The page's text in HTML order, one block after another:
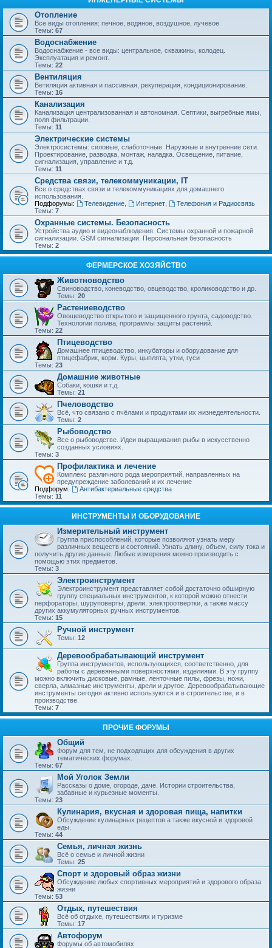
Отопление
Все виды отопления: печное, водяное, воздушное, лучевое
Темы: 67
Водоснабжение
Водоснабжение - все виды: центральное, скважины, колодец.
Эксплуатация и ремонт.
Темы: 22
Вентиляция
Ветиляция активная и пассивная, рекуперация, кондиционирование.
Темы: 16
Канализация
Канализация централизованная и автономная. Септики, выгребные ямы,
поля фильтрации.
Темы: 11
Электрические системы
Электросистемы: силовые, слаботочные. Наружные и внутренние сети.
Проектирование, разводка, монтаж, наладка. Освещение, питание,
сигнализация, управление и т.д.
Темы: 11
Средства связи, телекоммуникации, IT
Все о средствах связи и телекоммуникациях для домашнего
использования.
Подфорумы:
Телевидение, Интернет,
Телефония и Радиосвязь
Темы: 7
Охранные системы. Безопасность
Устройства аудио и видеонаблюдения. Системы охранной и пожарной
сигнализации. GSM сигнализации. Персональная безопасность
Темы: 2
ФЕРМЕРСКОЕ ХОЗЯЙСТВО
Животноводство
Свиноводство, коневодство, овцеводство, кролиководство и др.
Темы: 20
Растениеводство
Овощеводство открытого и защищенного грунта, садоводство.
Технологии полива, программы защиты растений.
Темы: 22
Птицеводство
Домашнее птицеводство, инкубаторы и оборудование для
птицефабрик, корм. Куры, цыплята, утки, гуси
Темы: 23
Домашние животные
Собаки, кошки и т.д.
Темы: 21
Пчеловодство
Всё, что связано с пчёлами и продуктами их жизнедеятельности.
Темы: 2
Рыбоводство
Все о рыбоводстве. Идеи выращивания рыбы в искусственно
созданных условиях.
Темы: 3
Профилактика и лечение
Комплекс различного рода мероприятий, направленных на
предупреждение заболеваний и их лечение
Подфорум:
Антибактериальные средства
Темы: 11
ИНСТРУМЕНТЫ И ОБОРУДОВАНИЕ
Измерительный инструмент
Группа приспособлений, которые позволяют узнать меру
различных веществ и состояний. Узнать длину, объем, силу тока и
получить другие данные. Любые измерения можно производить с
помощью этих предметов.
Темы: 3
Электроинструмент
Электроинструмент представляет собой достаточно обширную
группу специальных инструментов, к которой можно отнести
перфораторы, шуруповерты, дрели, электроотвертки, а также массу
других аккумуляторных ручных инструментов.
Темы: 15
Ручной инструмент
Темы: 12
Деревообрабатывающий инструмент
Группа инструментов, использующихся, соответственно, для
работы с деревянными поверхностями, изделиями. В эту группу
можно включить дисковые, рамные, ленточные пилы, фрезы, ножи,
сверла, алмазные инструменты, дрели и другое. Деревообрабатывающие
инструменты сегодня активно используются и в строительстве, и в
производстве.
Темы: 7
ПРОЧИЕ ФОРУМЫ
Общий
Форум для тем, не подходящих для обсуждения в других
тематических форумах.
Темы: 67
Мой Уголок Земли
Рассказы о доме, огороде, даче. Истории строительства,
забавные и курьезные моменты.
Темы: 23
Кулинария, вкусная и здоровая пища, напитки
Обсуждение кулинарных рецептов а также вкусной и здоровой
еды.
Темы: 44
Семья, личная жизнь
Всё о семье и личной жизни
Темы: 25
Спорт и здоровый образ жизни
Обсуждение любых спортивных мероприятий и здорового образа
жизни
Темы: 53
Отдых, путешествия
Всё об отдыхе, путешествиях и туризме
Темы: 17
Автофорум
Форумы об автомобилях